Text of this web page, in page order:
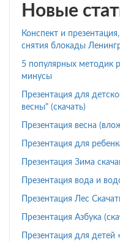
Новые
Конспект и
снятия блокады
5 популярных методик
минусы
Презентация для
весны" (скачать)
Презентация весна
Презентация для
Презентация Зима
Презентация вода и
Презентация Лес
Презентация Азбука
Презентация для детей